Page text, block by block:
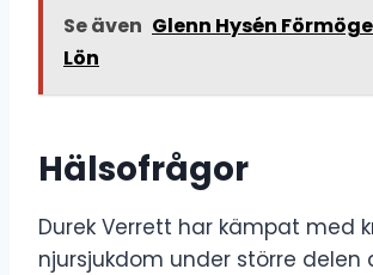
Se även Glenn Hysén
Lön
Hälsofrågor
Durek Verrett har kämpat med
njursjukdom under större delen